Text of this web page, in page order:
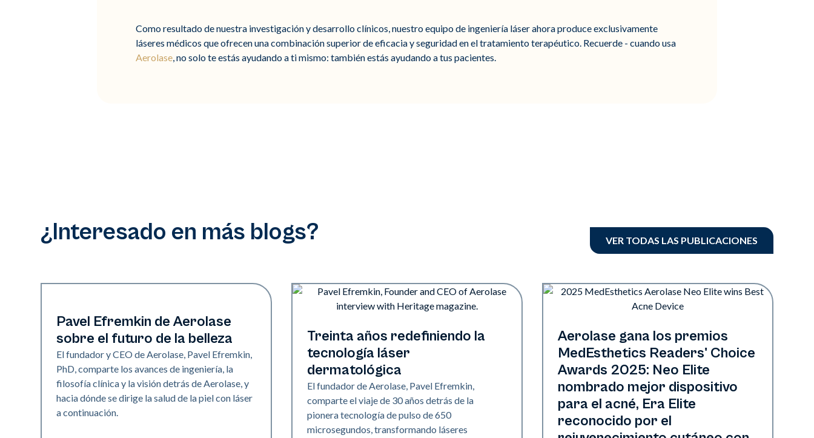
Como resultado de nuestra investigación y desarrollo clínicos, nuestro equipo de ingeniería láser ahora produce exclusivamente
láseres médicos que ofrecen una combinación superior de eficacia y seguridad en el tratamiento terapéutico. Recuerde - cuando usa
Aerolase, no solo te estás ayudando a ti mismo: también estás ayudando a tus pacientes.
¿Interesado en más blogs? VER TODAS LAS PUBLICACIONES
Industria
Pavel Efremkin de Aerolase
sobre el futuro de la belleza
El fundador y CEO de Aerolase, Pavel Efremkin,
PhD, comparte los avances de ingeniería, la
filosofía clínica y la visión detrás de Aerolase, y
hacia dónde se dirige la salud de la piel con láser
a continuación.
Industria
Treinta años redefiniendo la
tecnología láser
dermatológica
El fundador de Aerolase, Pavel Efremkin,
comparte el viaje de 30 años detrás de la
pionera tecnología de pulso de 650
microsegundos, transformando láseres
Industria
Aerolase gana los premios
MedEsthetics Readers' Choice
Awards 2025: Neo Elite
nombrado mejor dispositivo
para el acné, Era Elite
reconocido por el